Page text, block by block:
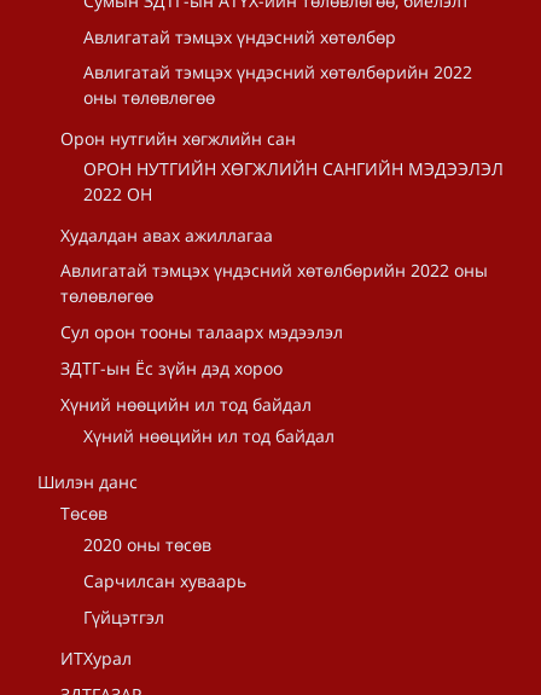
Авлигатай тэмцэх үндэсний хөтөлбөр
Авлигатай тэмцэх үндэсний хөтөлбөрийн 2022
оны төлөвлөгөө
Орон нутгийн хөгжлийн сан
ОРОН НУТГИЙН ХӨГЖЛИЙН САНГИЙН МЭДЭЭЛЭЛ
2022 ОН
Худалдан авах ажиллагаа
Авлигатай тэмцэх үндэсний хөтөлбөрийн 2022 оны
төлөвлөгөө
Сул орон тооны талаарх мэдээлэл
ЗДТГ-ын Ёс зүйн дэд хороо
Хүний нөөцийн ил тод байдал
Хүний нөөцийн ил тод байдал
Шилэн данс
Төсөв
2020 оны төсөв
Сарчилсан хуваарь
Гүйцэтгэл
ИТХурал